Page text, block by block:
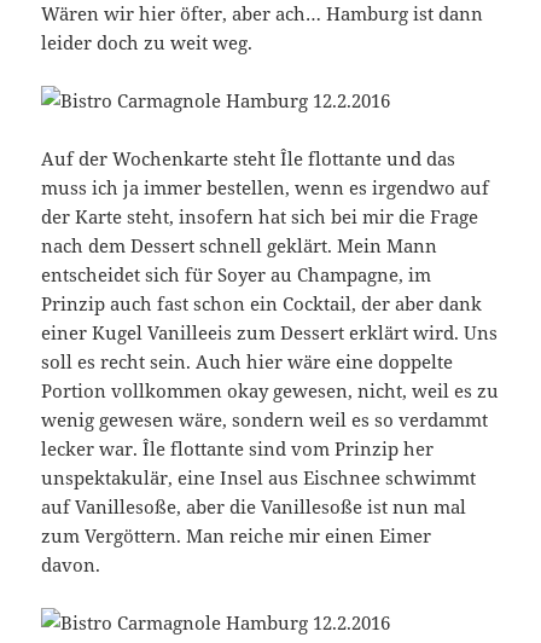
Wären wir hier öfter, aber ach… Hamburg ist dann
leider doch zu weit weg.
Auf der Wochenkarte steht Île flottante und das
muss ich ja immer bestellen, wenn es irgendwo auf
der Karte steht, insofern hat sich bei mir die Frage
nach dem Dessert schnell geklärt. Mein Mann
entscheidet sich für Soyer au Champagne, im
Prinzip auch fast schon ein Cocktail, der aber dank
einer Kugel Vanilleeis zum Dessert erklärt wird. Uns
soll es recht sein. Auch hier wäre eine doppelte
Portion vollkommen okay gewesen, nicht, weil es zu
wenig gewesen wäre, sondern weil es so verdammt
lecker war. Île flottante sind vom Prinzip her
unspektakulär, eine Insel aus Eischnee schwimmt
auf Vanillesoße, aber die Vanillesoße ist nun mal
zum Vergöttern. Man reiche mir einen Eimer
davon.